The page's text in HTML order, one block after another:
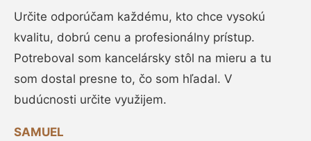
Určite odporúčam každému, kto chce vysokú
kvalitu, dobrú cenu a profesionálny prístup.
Potreboval som kancelársky stôl na mieru a tu
som dostal presne to, čo som hľadal. V
budúcnosti určite využijem.
SAMUEL